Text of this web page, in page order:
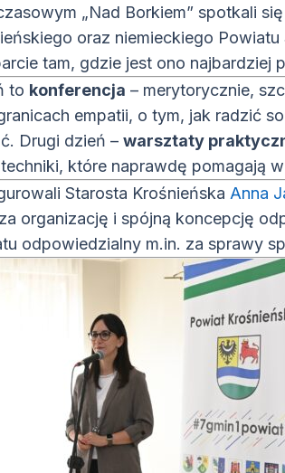
„Nad Borkiem” spotkali
oraz niemieckiego
tam, gdzie jest ono najbardziej
to konferencja – merytorycznie,
empatii, o tym, jak radzić
Drugi dzień –warsztaty
które naprawdę pomagają
Starosta Krośnieńska Anna
się w nowym oknie)
organizację i spójną koncepcję
odpowiedzialny m.in. za sprawy